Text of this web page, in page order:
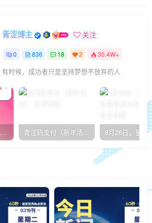
青涩博主 关注
0 836 18 2 35.4W+
有时候，成功者只是坚持梦想不放弃的人
WordPress和子比主题模板&网站美化方法教程-已更新到:23-01-8 青涩码支付（新年活动）